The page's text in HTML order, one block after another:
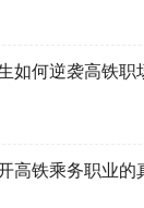
如何逆袭高铁职
高铁乘务职业的